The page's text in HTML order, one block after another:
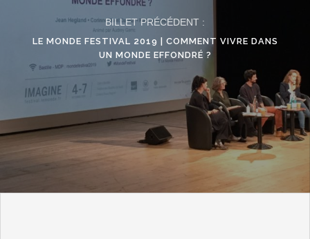
BILLET PRÉCÉDENT :
LE MONDE FESTIVAL 2019 | COMMENT VIVRE DANS
UN MONDE EFFONDRÉ ?